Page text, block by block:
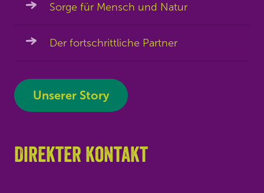
Sorge für Mensch und Natur
Der fortschrittliche Partner
Unserer Story
Direkter kontakt